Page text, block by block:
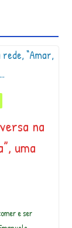
na
uma
e ser